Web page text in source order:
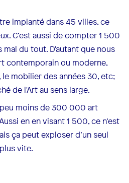
implanté dans 45 villes, ce
C’est aussi de compter 1 500
du tout. D'autant que nous
contemporain ou moderne,
le mobilier des années 30, etc;
de l'Art au sens large.
peu moins de 300 000 art
en en visant 1 500, ce n’est
ça peut exploser d’un seul
vite.